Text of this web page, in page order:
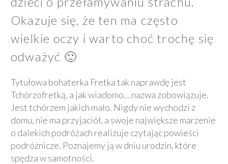
Okazuje się, że ten ma często
wielkie oczy i warto choć trochę się
odważyć 🙂
Tytułowa bohaterka Fretka tak naprawdę jest
Tchórzofretką, a jak wiadomo… nazwa zobowiązuje.
Jest tchórzem jakich mało. Nigdy nie wychodzi z
domu, nie ma przyjaciół, a swoje największe marzenie
o dalekich podróżach realizuje czytając powieści
podróżnicze. Poznajemy ją w dniu urodzin, które
spędza w samotności.